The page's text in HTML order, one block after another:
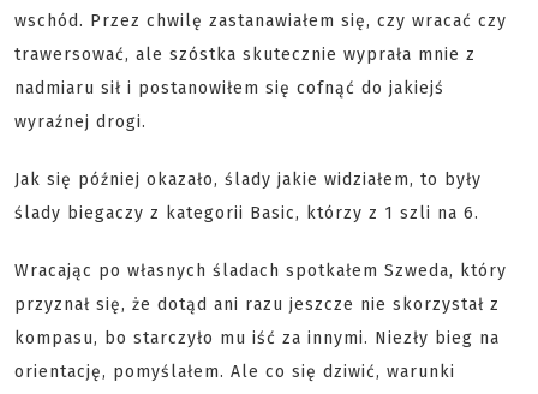
wschód. Przez chwilę zastanawiałem się, czy wracać czy
trawersować, ale szóstka skutecznie wyprała mnie z
nadmiaru sił i postanowiłem się cofnąć do jakiejś
wyraźnej drogi.
Jak się później okazało, ślady jakie widziałem, to były
ślady biegaczy z kategorii Basic, którzy z 1 szli na 6.
Wracając po własnych śladach spotkałem Szweda, który
przyznał się, że dotąd ani razu jeszcze nie skorzystał z
kompasu, bo starczyło mu iść za innymi. Niezły bieg na
orientację, pomyślałem. Ale co się dziwić, warunki